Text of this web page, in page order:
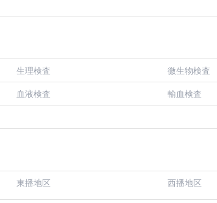
生理検査
微生物検査
血液検査
輸血検査
東播地区 西播地区